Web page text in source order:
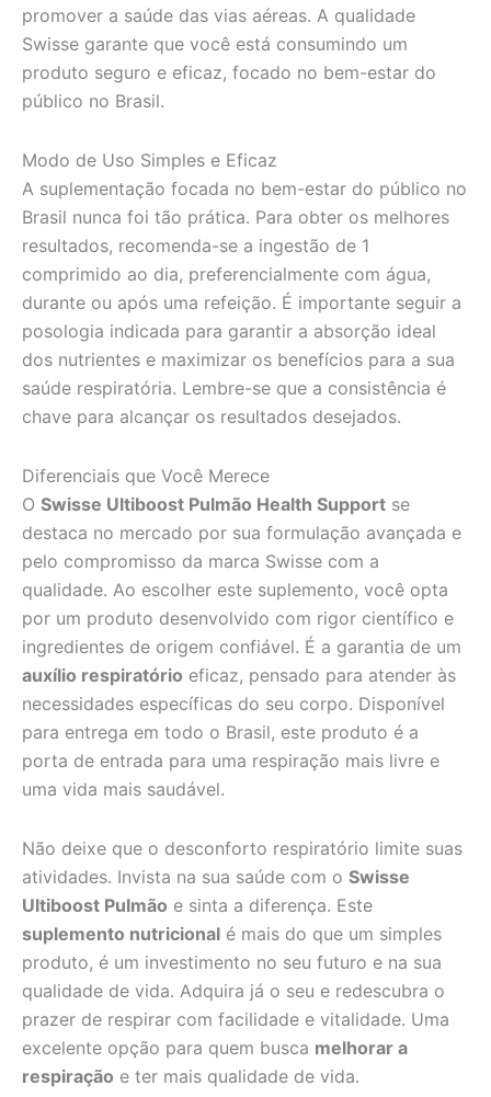
promover a saúde das vias aéreas. A qualidade
Swisse garante que você está consumindo um
produto seguro e eficaz, focado no bem-estar do
público no Brasil.
Modo de Uso Simples e Eficaz
A suplementação focada no bem-estar do público no
Brasil nunca foi tão prática. Para obter os melhores
resultados, recomenda-se a ingestão de 1
comprimido ao dia, preferencialmente com água,
durante ou após uma refeição. É importante seguir a
posologia indicada para garantir a absorção ideal
dos nutrientes e maximizar os benefícios para a sua
saúde respiratória. Lembre-se que a consistência é
chave para alcançar os resultados desejados.
Diferenciais que Você Merece
O Swisse Ultiboost Pulmão Health Support se
destaca no mercado por sua formulação avançada e
pelo compromisso da marca Swisse com a
qualidade. Ao escolher este suplemento, você opta
por um produto desenvolvido com rigor científico e
ingredientes de origem confiável. É a garantia de um
auxílio respiratório eficaz, pensado para atender às
necessidades específicas do seu corpo. Disponível
para entrega em todo o Brasil, este produto é a
porta de entrada para uma respiração mais livre e
uma vida mais saudável.
Não deixe que o desconforto respiratório limite suas
atividades. Invista na sua saúde com o Swisse
Ultiboost Pulmão e sinta a diferença. Este
suplemento nutricional é mais do que um simples
produto, é um investimento no seu futuro e na sua
qualidade de vida. Adquira já o seu e redescubra o
prazer de respirar com facilidade e vitalidade. Uma
excelente opção para quem busca melhorar a
respiração e ter mais qualidade de vida.